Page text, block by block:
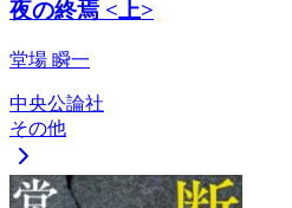
夜の終焉 <上>
堂場 瞬一
中央公論社
その他